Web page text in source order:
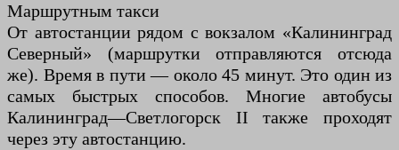
Маршрутным такси
От автостанции рядом с вокзалом «Калининград
Северный» (маршрутки отправляются отсюда
же). Время в пути — около 45 минут. Это один из
самых быстрых способов. Многие автобусы
Калининград—Светлогорск II также проходят
через эту автостанцию.